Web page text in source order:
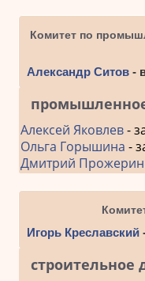
Комитет по
Александр Ситов-
Алексей Яковлев-
Ольга Горышина -
Дмитрий Прожерин
Игорь Креславский
строительное